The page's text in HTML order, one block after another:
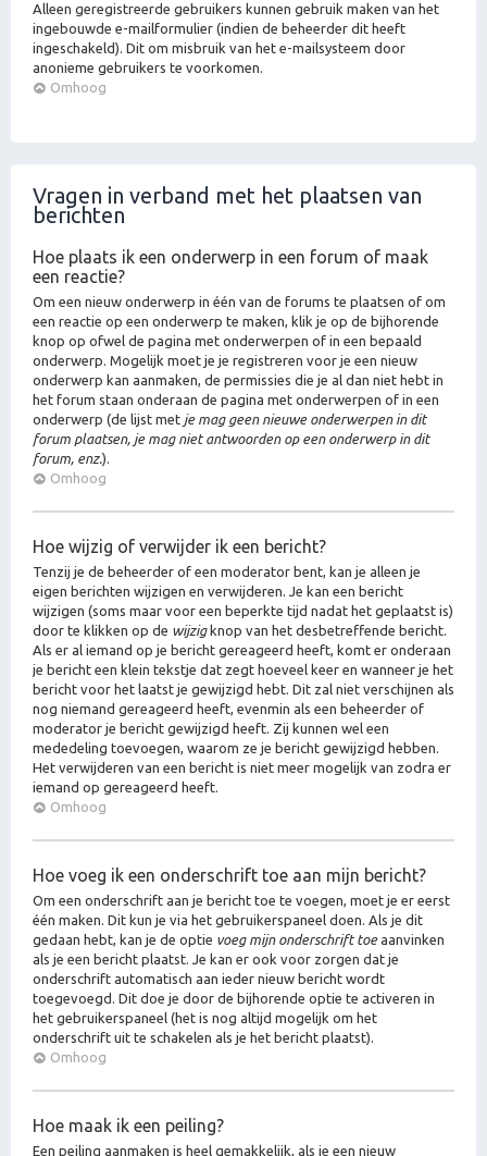
Alleen geregistreerde gebruikers kunnen gebruik maken van het
ingebouwde e-mailformulier (indien de beheerder dit heeft
ingeschakeld). Dit om misbruik van het e-mailsysteem door
anonieme gebruikers te voorkomen.
Omhoog
Vragen in verband met het plaatsen van
berichten
Hoe plaats ik een onderwerp in een forum of maak
een reactie?
Om een nieuw onderwerp in één van de forums te plaatsen of om
een reactie op een onderwerp te maken, klik je op de bijhorende
knop op ofwel de pagina met onderwerpen of in een bepaald
onderwerp. Mogelijk moet je je registreren voor je een nieuw
onderwerp kan aanmaken, de permissies die je al dan niet hebt in
het forum staan onderaan de pagina met onderwerpen of in een
onderwerp (de lijst met je mag geen nieuwe onderwerpen in dit
forum plaatsen, je mag niet antwoorden op een onderwerp in dit
forum, enz.).
Omhoog
Hoe wijzig of verwijder ik een bericht?
Tenzij je de beheerder of een moderator bent, kan je alleen je
eigen berichten wijzigen en verwijderen. Je kan een bericht
wijzigen (soms maar voor een beperkte tijd nadat het geplaatst is)
door te klikken op de wijzigknop van het desbetreffende bericht.
Als er al iemand op je bericht gereageerd heeft, komt er onderaan
je bericht een klein tekstje dat zegt hoeveel keer en wanneer je het
bericht voor het laatst je gewijzigd hebt. Dit zal niet verschijnen als
nog niemand gereageerd heeft, evenmin als een beheerder of
moderator je bericht gewijzigd heeft. Zij kunnen wel een
mededeling toevoegen, waarom ze je bericht gewijzigd hebben.
Het verwijderen van een bericht is niet meer mogelijk van zodra er
iemand op gereageerd heeft.
Omhoog
Hoe voeg ik een onderschrift toe aan mijn bericht?
Om een onderschrift aan je bericht toe te voegen, moet je er eerst
één maken. Dit kun je via het gebruikerspaneel doen. Als je dit
gedaan hebt, kan je de optie voeg mijn onderschrift toeaanvinken
als je een bericht plaatst. Je kan er ook voor zorgen dat je
onderschrift automatisch aan ieder nieuw bericht wordt
toegevoegd. Dit doe je door de bijhorende optie te activeren in
het gebruikerspaneel (het is nog altijd mogelijk om het
onderschrift uit te schakelen als je het bericht plaatst).
Omhoog
Hoe maak ik een peiling?
Een peiling aanmaken is heel gemakkelijk, als je een nieuw